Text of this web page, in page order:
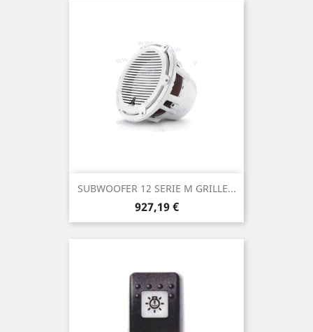
SUBWOOFER 12 SERIE M GRILLE...
Prix
927,19 €